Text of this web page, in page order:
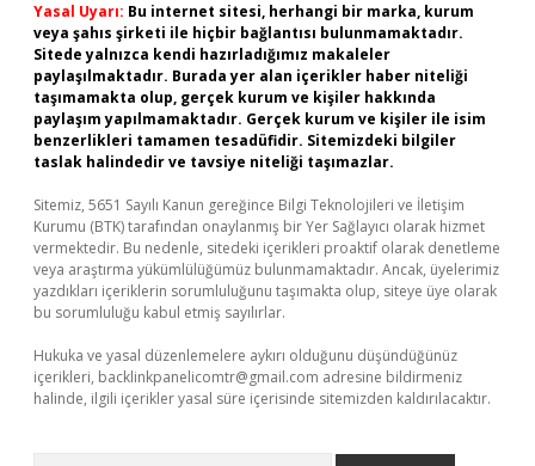
Yasal Uyarı: Bu internet sitesi, herhangi bir marka, kurum
veya şahıs şirketi ile hiçbir bağlantısı bulunmamaktadır.
Sitede yalnızca kendi hazırladığımız makaleler
paylaşılmaktadır. Burada yer alan içerikler haber niteliği
taşımamakta olup, gerçek kurum ve kişiler hakkında
paylaşım yapılmamaktadır. Gerçek kurum ve kişiler ile isim
benzerlikleri tamamen tesadüfidir. Sitemizdeki bilgiler
taslak halindedir ve tavsiye niteliği taşımazlar.
Sitemiz, 5651 Sayılı Kanun gereğince Bilgi Teknolojileri ve İletişim
Kurumu (BTK) tarafından onaylanmış bir Yer Sağlayıcı olarak hizmet
vermektedir. Bu nedenle, sitedeki içerikleri proaktif olarak denetleme
veya araştırma yükümlülüğümüz bulunmamaktadır. Ancak, üyelerimiz
yazdıkları içeriklerin sorumluluğunu taşımakta olup, siteye üye olarak
bu sorumluluğu kabul etmiş sayılırlar.
Hukuka ve yasal düzenlemelere aykırı olduğunu düşündüğünüz
içerikleri, backlinkpanelicomtr@gmail.com adresine bildirmeniz
halinde, ilgili içerikler yasal süre içerisinde sitemizden kaldırılacaktır.